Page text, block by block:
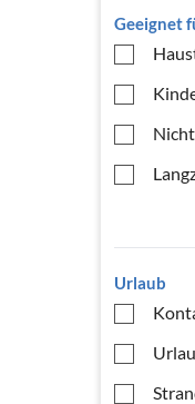
Geeignet
Urlaub